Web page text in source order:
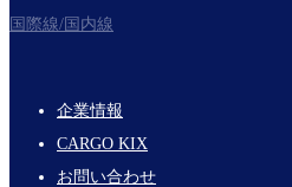
国際線/国内線
Footer
Links
企業情報
CARGO KIX
お問い合わせ